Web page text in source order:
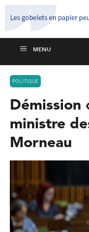
POLITIQUE
Démission
ministre
Morneau